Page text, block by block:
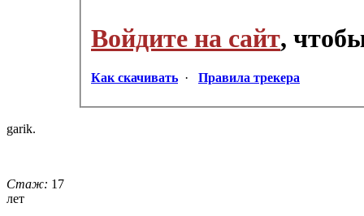
Войдите на сайт,
Как скачивать · Правила трекера
garik.
Стаж: 17
лет